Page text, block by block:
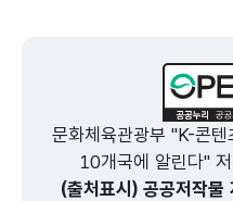
문화체육관광부 "K-콘
10개국에 알린다"
(출처표시) 공공저작물